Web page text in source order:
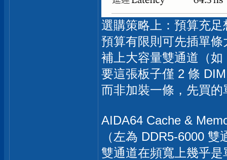
選購策略上：預算充
預算有限則可先插單
補上大容量雙通道（
要這張板子僅 2 條
而非加裝一條，先買
AIDA64 Cache &
（左為 DDR5-6000
雙通道在頻寬上幾乎